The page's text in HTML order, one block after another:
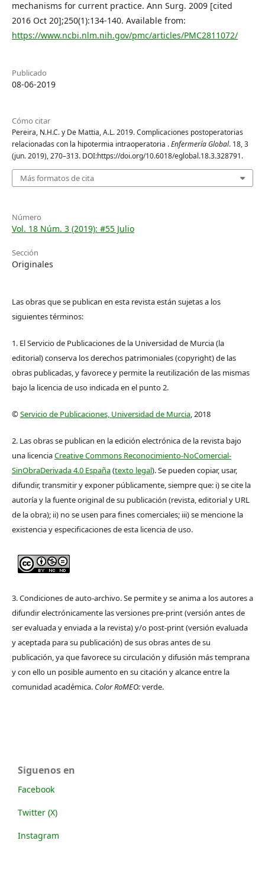
mechanisms for current practice. Ann Surg. 2009 [cited
2016 Oct 20];250(1):134-140. Available from:
https://www.ncbi.nlm.nih.gov/pmc/articles/PMC2811072/
Publicado
08-06-2019
Cómo citar
Pereira, N.H.C. y De Mattia, A.L. 2019. Complicaciones postoperatorias
relacionadas con la hipotermia intraoperatoria .Enfermería Global. 18, 3
(jun. 2019), 270–313. DOI:https://doi.org/10.6018/eglobal.18.3.328791.
Más formatos de cita
Número
Vol. 18 Núm. 3 (2019): #55 Julio
Sección
Originales
Las obras que se publican en esta revista están sujetas a los
siguientes términos:
1. El Servicio de Publicaciones de la Universidad de Murcia (la
editorial) conserva los derechos patrimoniales (copyright) de las
obras publicadas, y favorece y permite la reutilización de las mismas
bajo la licencia de uso indicada en el punto 2.
©Servicio de Publicaciones, Universidad de Murcia , 2018
2. Las obras se publican en la edición electrónica de la revista bajo
una licenciaCreative Commons Reconocimiento-NoComercial-
SinObraDerivada 4.0 España(texto legal). Se pueden copiar, usar,
difundir, transmitir y exponer públicamente, siempre que: i) se cite la
autoría y la fuente original de su publicación (revista, editorial y URL
de la obra); ii) no se usen para fines comerciales; iii) se mencione la
existencia y especificaciones de esta licencia de uso.
3. Condiciones de auto-archivo. Se permite y se anima a los autores a
difundir electrónicamente las versiones pre-print (versión antes de
ser evaluada y enviada a la revista) y/o post-print (versión evaluada
y aceptada para su publicación) de sus obras antes de su
publicación, ya que favorece su circulación y difusión más temprana
y con ello un posible aumento en su citación y alcance entre la
comunidad académica. Color RoMEO:verde.
Siguenos en
Facebook
Twitter (X)
Instagram